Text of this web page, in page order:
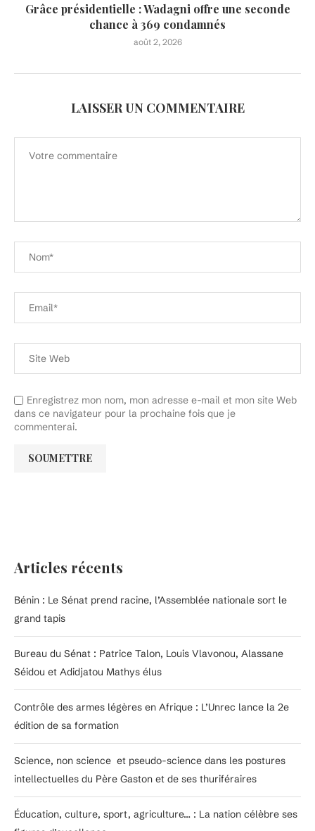
Grâce présidentielle : Wadagni offre une seconde
chance à 369 condamnés
août 2, 2026
LAISSER UN COMMENTAIRE
Enregistrez mon nom, mon adresse e-mail et mon site Web
dans ce navigateur pour la prochaine fois que je
commenterai.
Articles récents
Bénin : Le Sénat prend racine, l’Assemblée nationale sort le
grand tapis
Bureau du Sénat : Patrice Talon, Louis Vlavonou, Alassane
Séidou et Adidjatou Mathys élus
Contrôle des armes légères en Afrique : L’Unrec lance la 2e
édition de sa formation
Science, non science et pseudo-science dans les postures
intellectuelles du Père Gaston et de ses thuriféraires
Éducation, culture, sport, agriculture… : La nation célèbre ses